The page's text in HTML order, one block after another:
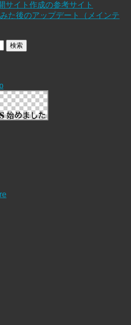
サイト作成の参考サイト
た後のアップデート（メインテ